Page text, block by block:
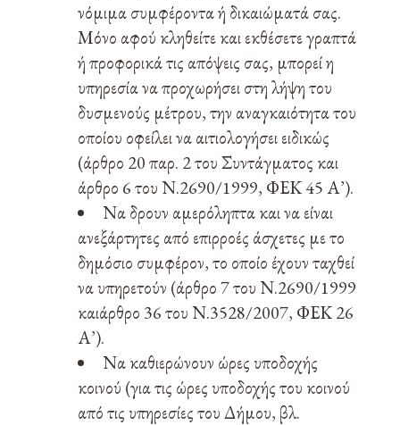
νόμιμα συμφέροντα ή δικαιώματά σας.
Μόνο αφού κληθείτε και εκθέσετε γραπτά
ή προφορικά τις απόψεις σας, μπορεί η
υπηρεσία να προχωρήσει στη λήψη του
δυσμενούς μέτρου, την αναγκαιότητα του
οποίου οφείλει να αιτιολογήσει ειδικώς
(άρθρο 20 παρ. 2 του Συντάγματος και
άρθρο 6 του Ν.2690/1999, ΦΕΚ 45 Α’).
Να δρουν αμερόληπτα και να είναι
ανεξάρτητες από επιρροές άσχετες με το
δημόσιο συμφέρον, το οποίο έχουν ταχθεί
να υπηρετούν (άρθρο 7 του Ν.2690/1999
καιάρθρο 36 του Ν.3528/2007, ΦΕΚ 26
Α’).
Να καθιερώνουν ώρες υποδοχής
κοινού (για τις ώρες υποδοχής του κοινού
από τις υπηρεσίες του Δήμου, βλ.